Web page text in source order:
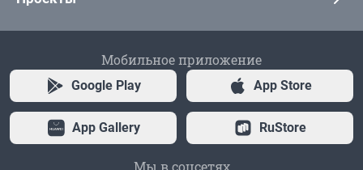
Мобильное приложение
Google Play App Store
App Gallery RuStore
Мы в соцсетях